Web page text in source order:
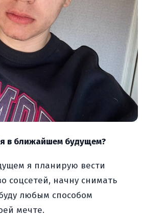
в ближайшем будущем?
я планирую вести
соцсетей, начну снимать
любым способом
мечте.